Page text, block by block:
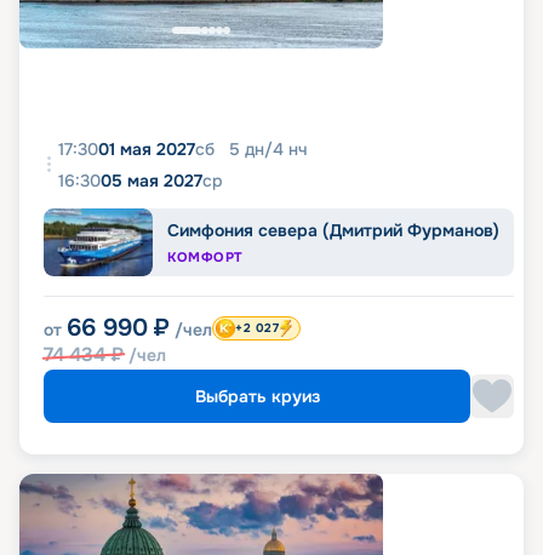
17:3001 мая 2027сб 5 дн/4 нч
16:3005 мая 2027ср
Симфония севера (Дмитрий Фурманов)
КОМФОРТ
от 66 990 ₽ /чел
74 434₽ /чел
+2 027
Выбрать круиз